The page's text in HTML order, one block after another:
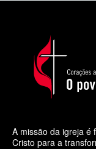
A missão da igreja é
Cristo para a